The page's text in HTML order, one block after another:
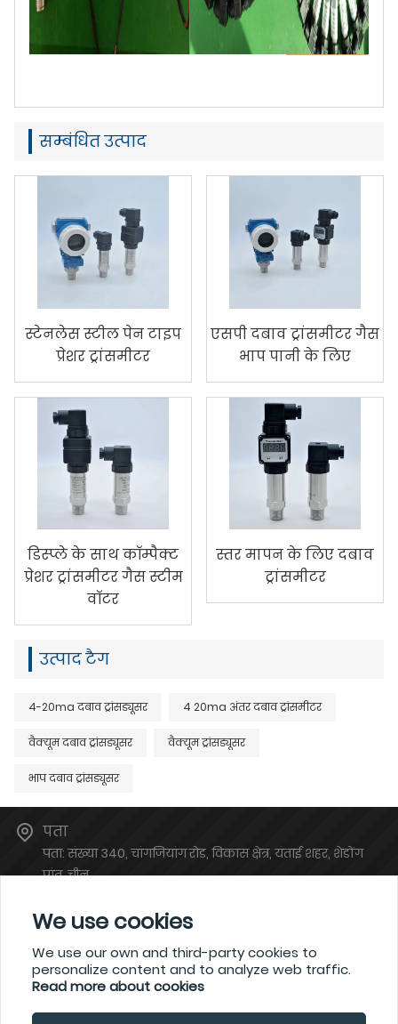
सम्बंधित उत्पाद
स्टेनलेस स्टील पेन टाइप
प्रेशर ट्रांसमीटर
एसपी दबाव ट्रांसमीटर गैस
भाप पानी के लिए
डिस्प्ले के साथ कॉम्पैक्ट
प्रेशर ट्रांसमीटर गैस स्टीम
वॉटर
स्तर मापन के लिए दबाव
ट्रांसमीटर
उत्पाद टैग
4-20ma दबाव ट्रांसड्यूसर 4 20ma अंतर दबाव ट्रांसमीटर
वैक्यूम दबाव ट्रांसड्यूसर वैक्यूम ट्रांसड्यूसर
भाप दबाव ट्रांसड्यूसर
पता
पता: संख्या 340, चांगजियांग रोड, विकास क्षेत्र, यंताई शहर, शेडोंग
प्रांत, चीन
atsales@atinstruments.com
फ़ोन
+86-6778766
We use cookies
We use our own and third-party cookies to
personalize content and to analyze web traffic.
Read more about cookies